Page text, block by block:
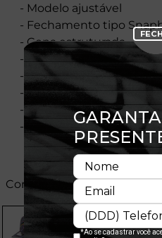
- Modelo ajustável
- Fechamento tipo
- Copa estruturada
- Painel frontal único
- Aba levemente curvada
- Flag New Era®
- Licença oficial
- Composição:97%
Cores: